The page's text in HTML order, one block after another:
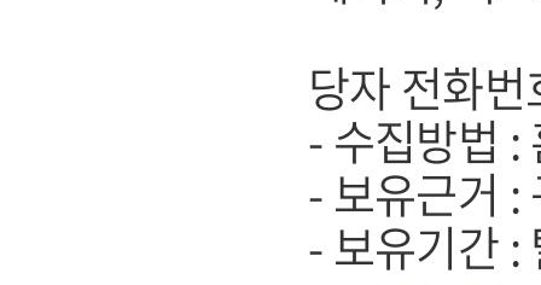
당자 전화
- 수집방법 :
- 보유근거 :
- 보유기간 :